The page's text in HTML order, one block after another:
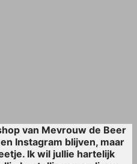
van Mevrouw de Beer
Instagram blijven, maar
Ik wil jullie hartelijk